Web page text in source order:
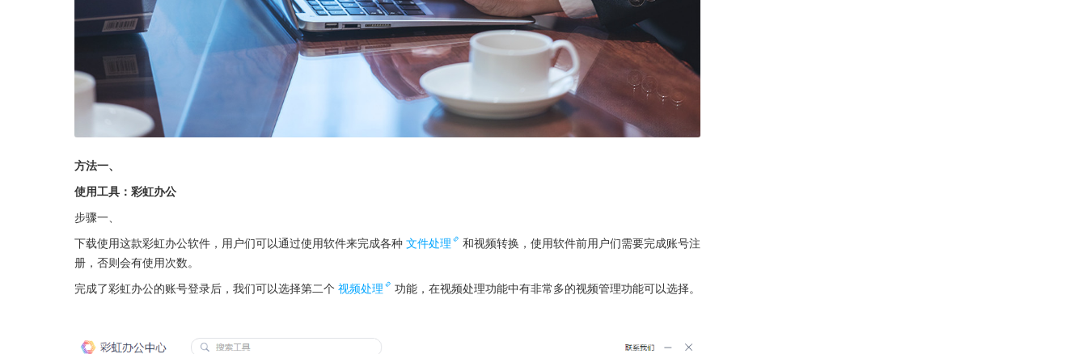
方法一、
使用工具：彩虹办公
步骤一、
下载使用这款彩虹办公软件，用户们可以通过使用软件来完成各种 文件处理
和视频转换，使用软件前用户们需要完成账号注
册，否则会有使用次数。
完成了彩虹办公的账号登录后，我们可以选择第二个 视频处理 功能，在视频处理功能中有非常多的视频管理功能可以选择。